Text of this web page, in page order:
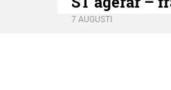
7 AUGUSTI